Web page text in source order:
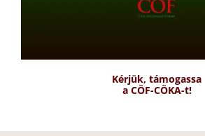
Kérjük, támogassa
a CÖF-CÖKA-t!